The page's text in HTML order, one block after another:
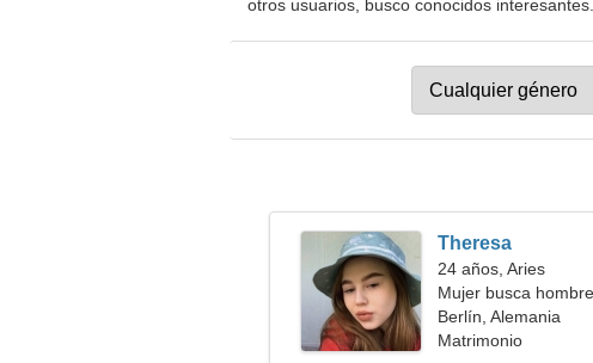
otros usuarios, busco conocidos
Theresa
24 años, Aries
Mujer busca
Berlín, Alemania
Matrimonio